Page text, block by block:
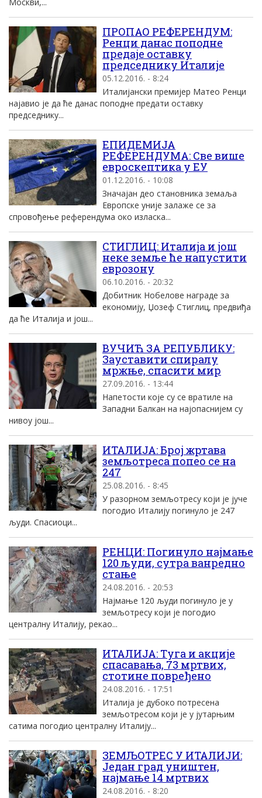
ПРОПАО РЕФЕРЕНДУМ:
Ренци данас поподне
предаје оставку
председнику Италије
05.12.2016. - 8:24
Италијански премијер Матео Ренци
најавио је да ће данас поподне предати оставку
председнику...
ЕПИДЕМИЈА
РЕФЕРЕНДУМА: Све више
евроскептика у ЕУ
01.12.2016. - 10:08
Значајан део становника земаља
Европске уније залаже се за
спровођење референдума око изласка...
СТИГЛИЦ: Италија и још
неке земље ће напустити
еврозону
06.10.2016. - 20:32
Добитник Нобелове награде за
економију, Џозеф Стиглиц, предвиђа
да ће Италија и још...
ВУЧИЋ ЗА РЕПУБЛИКУ:
Зауставити спиралу
мржње, спасити мир
27.09.2016. - 13:44
Напетости које су се вратиле на
Западни Балкан на најопаснијем су
нивоу још...
ИТАЛИЈА: Број жртава
земљотреса попео се на
247
25.08.2016. - 8:45
У разорном земљотресу који је јуче
погодио Италију погинуло је 247
људи. Спасиоци...
РЕНЦИ: Погинуло наjмање
120 људи, сутра ванредно
стање
24.08.2016. - 20:53
Наjмање 120 људи погинуло jе у
земљотресу коjи jе погодио
централну Италиjу, рекао...
ИТАЛИЈА: Tуга и акциjе
спасавања, 73 мртвих,
стотине повређено
24.08.2016. - 17:51
Италиjа jе дубоко потресена
земљотресом коjи jе у jутарњим
сатима погодио централну Италиjу...
ЗЕМЉОТРЕС У ИТАЛИЈИ:
Један град уништен,
најмање 14 мртвих
24.08.2016. - 8:20